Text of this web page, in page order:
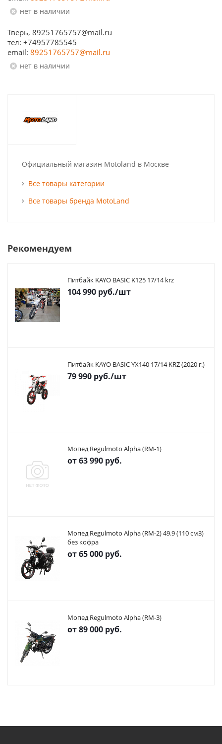
Нет в наличии
Тверь, 89251765757@mail.ru
тел: +74957785545
email: 89251765757@mail.ru
Нет в наличии
Официальный магазин Motoland в Москве
Все товары категории
Все товары бренда MotoLand
Рекомендуем
Питбайк KAYO BASIC K125 17/14 krz
104 990 руб./шт
Питбайк KAYO BASIC YX140 17/14 KRZ (2020 г.)
79 990 руб./шт
Мопед Regulmoto Alpha (RM-1)
от63 990 руб.
Мопед Regulmoto Alpha (RM-2) 49.9 (110 см3)
без кофра
от65 000 руб.
Мопед Regulmoto Alpha (RM-3)
от89 000 руб.